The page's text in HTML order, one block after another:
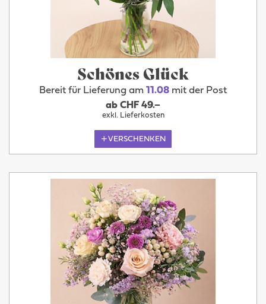
Schönes Glück
Bereit für Lieferung am 11.08 mit der Post
ab CHF 49.–
exkl. Lieferkosten
VERSCHENKEN